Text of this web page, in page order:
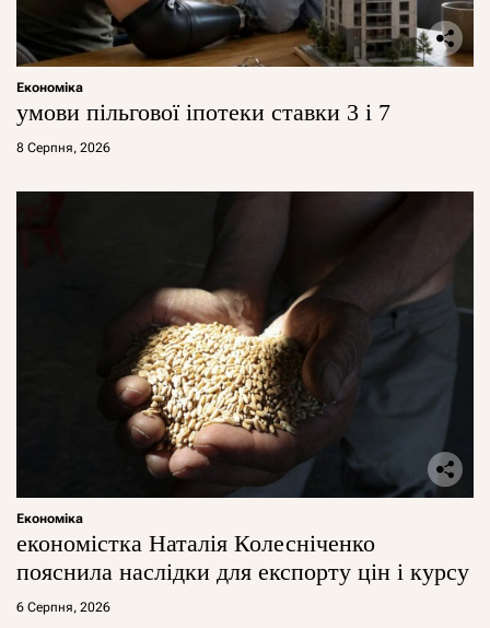
Економіка
умови пільгової іпотеки ставки 3 і 7
8 Серпня, 2026
Економіка
економістка Наталія Колесніченко
пояснила наслідки для експорту цін і курсу
6 Серпня, 2026